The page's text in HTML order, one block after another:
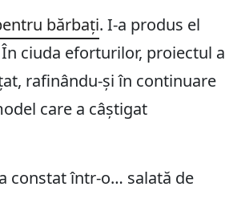
bărbați. I-a produs el
ciuda eforturilor, proiectul a
rafinându-și în continuare
care a câștigat
constat într-o… salată de